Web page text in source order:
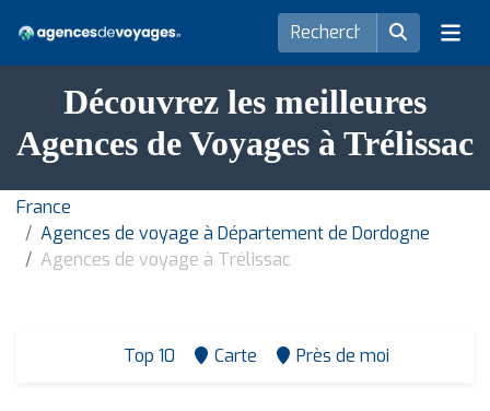
Découvrez les meilleures
Agences de Voyages à Trélissac
France
Agences de voyage à Département de Dordogne
Agences de voyage à Trélissac
Top 10 Carte Près de moi